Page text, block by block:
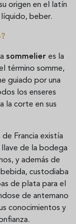
origen en el latín
líquido, beber.
sommelier es la
término somme,
guiado por una
los enseres
la corte en sus
de Francia existía
llave de la bodega
y además de
custodiaba
de plata para el
de antemano
conocimientos y